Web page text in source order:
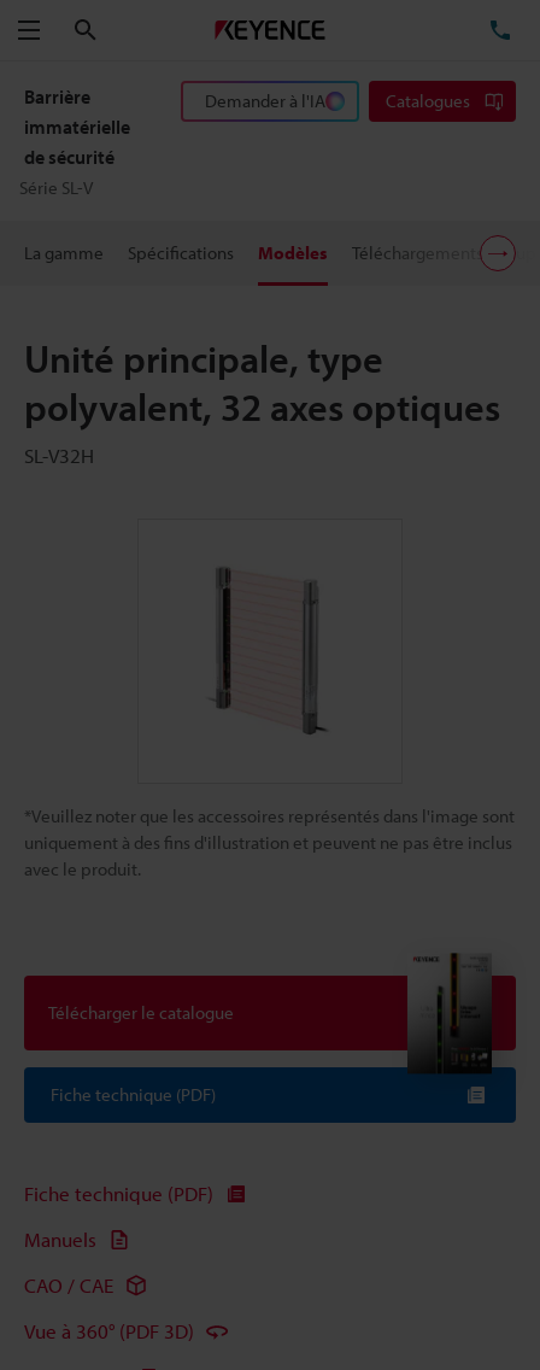
Menu
Barrière
immatérielle
de sécurité
Série SL-V
Demander à l'IA Catalogues
La gamme Spécifications Modèles Téléchargements
Unité principale, type
polyvalent, 32 axes optiques
SL-V32H
*Veuillez noter que les accessoires représentés dans l'image sont
uniquement à des fins d'illustration et peuvent ne pas être inclus
avec le produit.
Télécharger le catalogue
Fiche technique (PDF)
Fiche technique (PDF)
Manuels
CAO / CAE
Vue à 360° (PDF 3D)